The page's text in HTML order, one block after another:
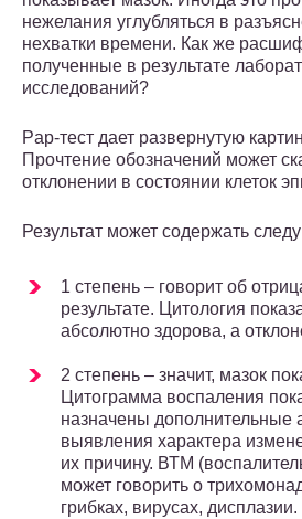
нежелания углубляться в
нехватки времени. Как же
полученные в результате
исследований?
Pap-тест дает развернутую
Прочтение обозначений может
отклонении в состоянии клеток
Результат может содержать
1 степень – говорит об
результате. Цитология
абсолютно здорова, а
2 степень – значит, мазок
Цитограмма воспаления
назначены дополнительные
выявления характера
их причину. ВТМ
может говорить о
грибках, вирусах,